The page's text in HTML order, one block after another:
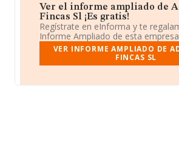
Ver el informe ampliado de
Fincas Sl ¡Es gratis!
Regístrate en eInforma y te
Informe Ampliado de esta
VER INFORME AMPLIADO DE
FINCAS SL